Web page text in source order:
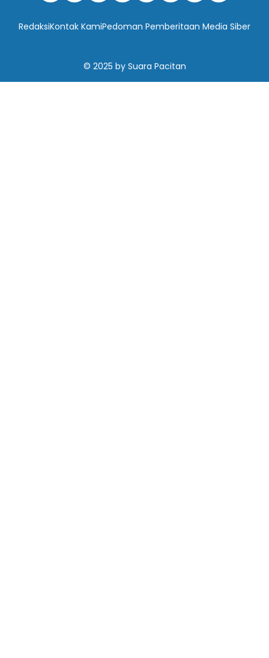
RedaksiKontak KamiPedoman Pemberitaan Media Siber
© 2025 by Suara Pacitan